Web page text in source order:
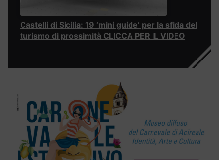
Castelli di Sicilia: 19 ‘mini guide’ per la sfida del
turismo di prossimità CLICCA PER IL VIDEO